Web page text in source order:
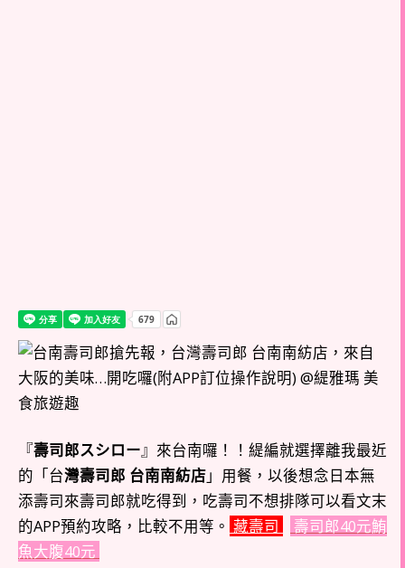
『壽司郎スシロー』來台南囉！！緹編就選擇離我最近
的「台灣壽司郎 台南南紡店」用餐，以後想念日本無
添壽司來壽司郎就吃得到，吃壽司不想排隊可以看文末
的APP預約攻略，比較不用等。 藏壽司
壽司郎40元鮪
魚大腹40元